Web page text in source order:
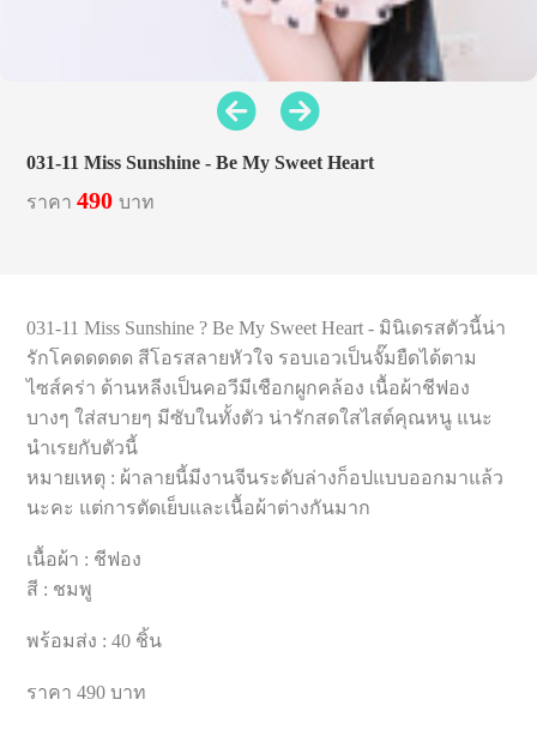
031-11 Miss Sunshine - Be My Sweet Heart
ราคา490บาท
031-11 Miss Sunshine ? Be My Sweet Heart - มินิเดรสตัวนี้น่า
รักโคดดดดด สีโอรสลายหัวใจ รอบเอวเป็นจั๊มยืดได้ตาม
ไซส์คร่า ด้านหลีงเป็นคอวีมีเชือกผูกคล้อง เนื้อผ้าชีฟอง
บางๆ ใส่สบายๆ มีซับในทั้งตัว น่ารักสดใสไสต์คุณหนู แนะ
นำเรยกับตัวนี้
หมายเหตุ : ผ้าลายนี้มีงานจีนระดับล่างก็อปแบบออกมาแล้ว
นะคะ แต่การตัดเย็บและเนื้อผ้าต่างกันมาก
เนื้อผ้า : ชีฟอง
สี : ชมพู
พร้อมส่ง : 40 ชิ้น
ราคา 490 บาท